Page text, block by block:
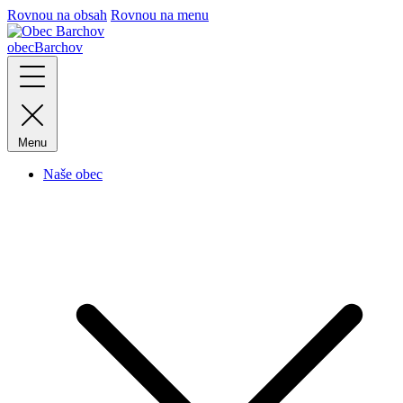
Rovnou na obsah Rovnou na menu
obecBarchov
Menu
Naše obec